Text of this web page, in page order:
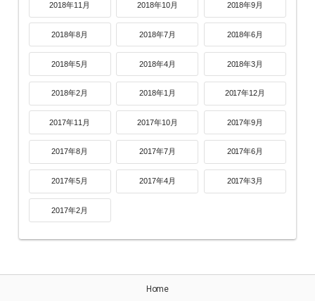
2018年11月 2018年10月 2018年9月
2018年8月 2018年7月 2018年6月
2018年5月 2018年4月 2018年3月
2018年2月 2018年1月 2017年12月
2017年11月 2017年10月 2017年9月
2017年8月 2017年7月 2017年6月
2017年5月 2017年4月 2017年3月
2017年2月
Home